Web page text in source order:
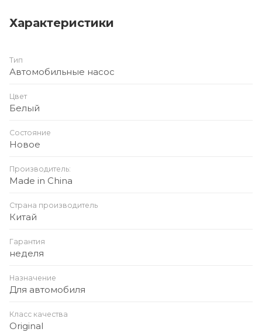
Фильтр: многоразовый HEPA-фильтр
Комплектация:
Щелевая насадка
Кабель Type-C
Инструкция
Материал корпуса: ABS-пластик + алюминиевые
Характеристики
Тип
Автомобильные насос
Цвет
Белый
Состояние
Новое
Производитель:
Made in China
Страна производитель
Китай
Гарантия
неделя
Назначение
Для автомобиля
Класс качества
Original